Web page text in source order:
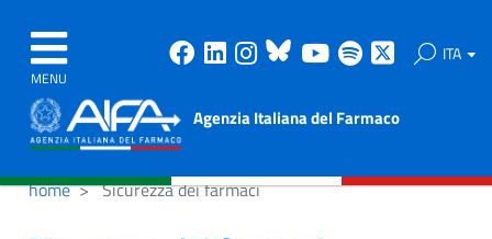
MENU
Facebook
Linkedin
Instagram
Bluesky
Youtube
Spotify ITA
Agenzia Italiana del Farmaco
home Sicurezza dei farmaci